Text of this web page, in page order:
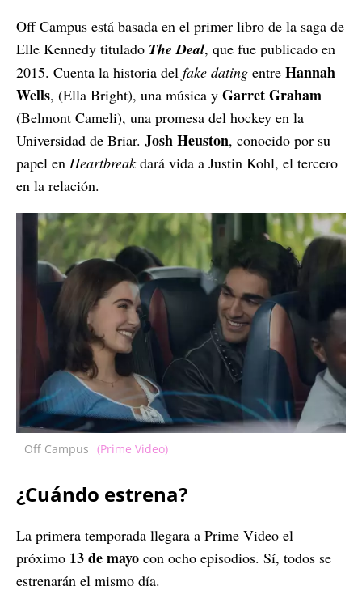
Off Campus está basada en el primer libro de la saga de
Elle Kennedy titulado The Deal, que fue publicado en
2015. Cuenta la historia del fake dating entre Hannah
Wells, (Ella Bright), una música y Garret Graham
(Belmont Cameli), una promesa del hockey en la
Universidad de Briar. Josh Heuston, conocido por su
papel en Heartbreakdará vida a Justin Kohl, el tercero
en la relación.
Off Campus (Prime Video)
¿Cuándo estrena?
La primera temporada llegara a Prime Video el
próximo 13 de mayo con ocho episodios. Sí, todos se
estrenarán el mismo día.